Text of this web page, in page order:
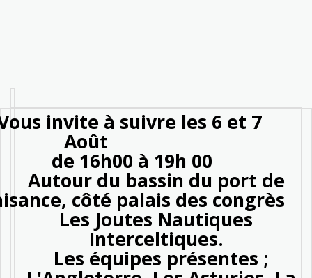
invite à suivre les 6 et 7
Août
de 16h00 à 19h 00
du bassin du port de
côté palais des congrès
Les Joutes Nautiques
Interceltiques.
équipes présentes ;